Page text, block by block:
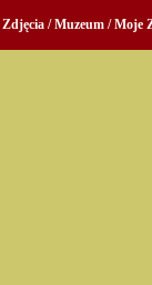
Zdjęcia / Muzeum / Moje